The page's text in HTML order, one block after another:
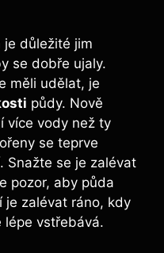
je důležité jim
se dobře ujaly.
měli udělat, je
půdy. Nově
více vody než ty
se teprve
Snažte se je zalévat
pozor, aby půda
je zalévat ráno, kdy
lépe vstřebává.